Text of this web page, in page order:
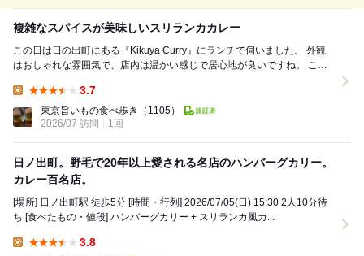
複雑なスパイスが美味しいスリランカカレー
この日は日の出町にある『Kikuya Curry』にランチで伺いました。 外観
はおしゃれな雰囲気で、店内は温かい感じで居心地が良いですね。 こち
3.7
東京旨いもの食べ歩き
（1105）
2026/07 訪問
1回
日ノ出町。野毛で20年以上愛される名店のハンバーグカリー。
カレー百名店。
[場所] 日ノ出町駅 徒歩5分 [時間・行列] 2026/07/05(日) 15:30 2人10分待
ち [食べたもの・値段] ハンバーグカリー + スリランカ風カ...
3.8